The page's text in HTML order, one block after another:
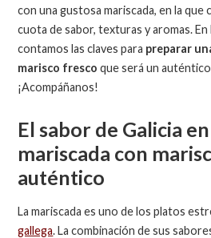
con una gustosa mariscada, en la que
cuota de sabor, texturas y aromas.
contamos las claves para preparar
marisco fresco que será un
¡Acompáñanos!
El sabor de Galicia
mariscada con
auténtico
La mariscada es uno de los platos
gallega. La combinación de sus